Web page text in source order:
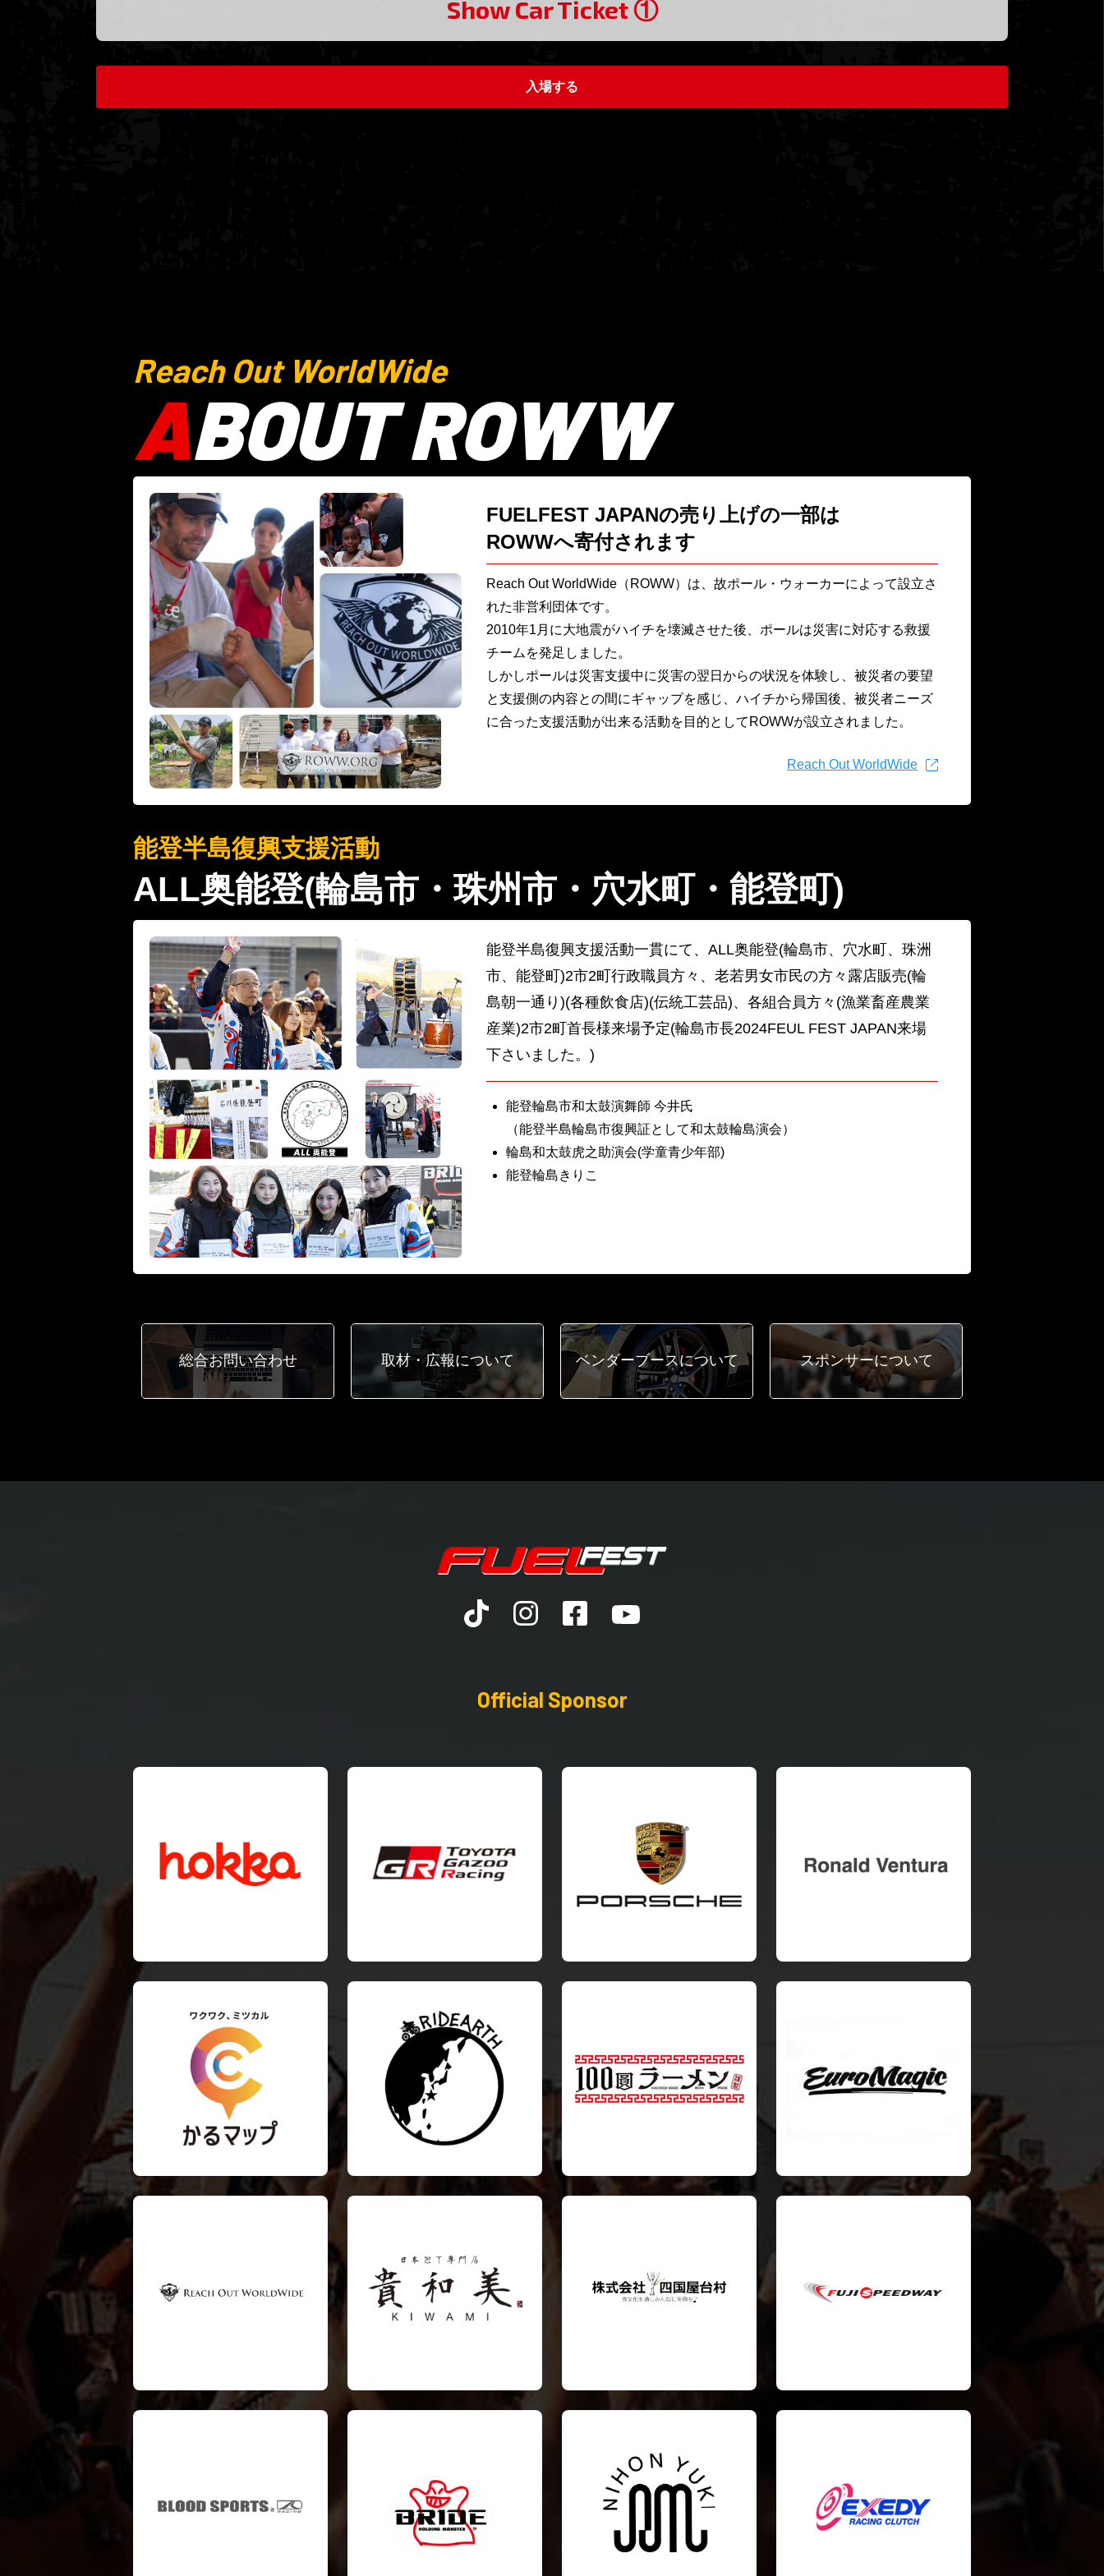
Show Car Ticket ①
Reach Out WorldWide
ABOUT ROWW
FUELFEST JAPANの売り上げの一部は
ROWWへ寄付されます
Reach Out WorldWide（ROWW）は、故ポール・ウォーカーによって設立さ
れた非営利団体です。
2010年1月に大地震がハイチを壊滅させた後、ポールは災害に対応する救援
チームを発足しました。
しかしポールは災害支援中に災害の翌日からの状況を体験し、被災者の要望
と支援側の内容との間にギャップを感じ、ハイチから帰国後、被災者ニーズ
に合った支援活動が出来る活動を目的としてROWWが設立されました。
Reach Out WorldWide
能登半島復興支援活動
ALL奥能登(輪島市・珠州市・穴水町・能登町)
能登半島復興支援活動一貫にて、ALL奥能登(輪島市、穴水町、珠洲
市、能登町)2市2町行政職員方々、老若男女市民の方々露店販売(輪
島朝一通り)(各種飲食店)(伝統工芸品)、各組合員方々(漁業畜産農業
産業)2市2町首長様来場予定(輪島市長2024FEUL FEST JAPAN来場
下さいました。)
能登輪島市和太鼓演舞師 今井氏
（能登半島輪島市復興証として和太鼓輪島演会）
輪島和太鼓虎之助演会(学童青少年部)
能登輪島きりこ
総合お問い合わせ 取材・広報について ベンダーブースについて スポンサーについて
Official Sponsor